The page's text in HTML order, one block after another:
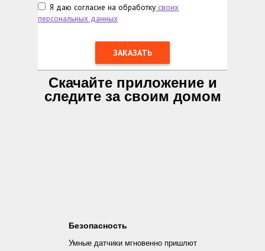
Я даю согласие на обработку своих
персональных данных
Скачайте приложение и
следите за своим домом
Безопасность
Умные датчики мгновенно пришлют